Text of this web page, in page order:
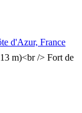
d'Azur, France
m)<br /> Fort de